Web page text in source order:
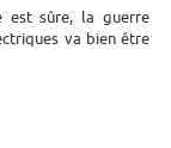
est sûre, la guerre
va bien être